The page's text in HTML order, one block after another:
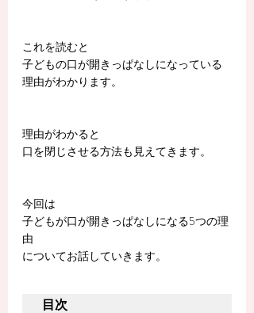
これを読むと
子どもの口が開きっぱなしになっている
理由がわかります。
理由がわかると
口を閉じさせる方法も見えてきます。
今回は
子どもが口が開きっぱなしになる5つの理
由
についてお話していきます。
目次